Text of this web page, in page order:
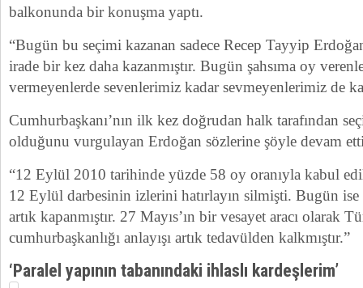
balkonunda bir konuşma yaptı.
“Bugün bu seçimi kazanan sadece Recep Tayyip
irade bir kez daha kazanmıştır. Bugün şahsıma oy
vermeyenlerde sevenlerimiz kadar sevmeyenlerimiz de
Cumhurbaşkanı’nın ilk kez doğrudan halk tarafından
olduğunu vurgulayan Erdoğan sözlerine şöyle devam
“12 Eylül 2010 tarihinde yüzde 58 oy oranıyla kabul
12 Eylül darbesinin izlerini hatırlayın silmişti. Bugün ise
artık kapanmıştır. 27 Mayıs’ın bir vesayet aracı olarak
cumhurbaşkanlığı anlayışı artık tedavülden kalkmıştır.”
‘Paralel yapının tabanındaki ihlaslı kardeşlerim’